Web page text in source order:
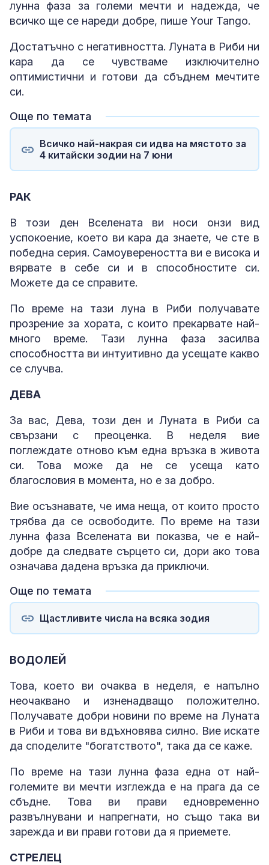
лунна фаза за големи мечти и надежда, че
всичко ще се нареди добре, пише Your Tango.
Достатъчно с негативността. Луната в Риби ни
кара да се чувстваме изключително
оптимистични и готови да сбъднем мечтите
си.
Още по темата
Всичко най-накрая си идва на мястото за
4 китайски зодии на 7 юни
РАК
В този ден Вселената ви носи онзи вид
успокоение, което ви кара да знаете, че сте в
победна серия. Самоувереността ви е висока и
вярвате в себе си и в способностите си.
Можете да се справите.
По време на тази луна в Риби получавате
прозрение за хората, с които прекарвате най-
много време. Тази лунна фаза засилва
способността ви интуитивно да усещате какво
се случва.
ДЕВА
За вас, Дева, този ден и Луната в Риби са
свързани с преоценка. В неделя вие
поглеждате отново към една връзка в живота
си. Това може да не се усеща като
благословия в момента, но е за добро.
Вие осъзнавате, че има неща, от които просто
трябва да се освободите. По време на тази
лунна фаза Вселената ви показва, че е най-
добре да следвате сърцето си, дори ако това
означава дадена връзка да приключи.
Още по темата
Щастливите числа на всяка зодия
ВОДОЛЕЙ
Това, което ви очаква в неделя, е напълно
неочаквано и изненадващо положително.
Получавате добри новини по време на Луната
в Риби и това ви вдъхновява силно. Вие искате
да споделите "богатството", така да се каже.
По време на тази лунна фаза една от най-
големите ви мечти изглежда е на прага да се
сбъдне. Това ви прави едновременно
развълнувани и напрегнати, но също така ви
зарежда и ви прави готови да я приемете.
СТРЕЛЕЦ